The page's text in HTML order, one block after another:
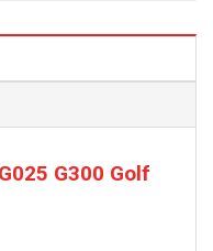
G300 Golf